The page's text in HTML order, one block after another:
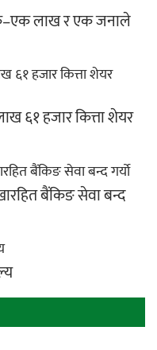
लाख र एक जनाले
६१ हजार कित्ता शेयर
बैंकिङ सेवा बन्द